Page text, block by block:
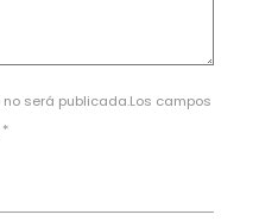
será publicada.Los campos